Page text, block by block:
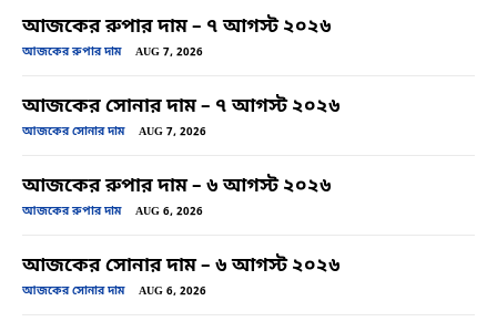
আজকের রুপার দাম – ৭ আগস্ট ২০২৬
আজকের রুপার দাম AUG 7, 2026
আজকের সোনার দাম – ৭ আগস্ট ২০২৬
আজকের সোনার দাম AUG 7, 2026
আজকের রুপার দাম – ৬ আগস্ট ২০২৬
আজকের রুপার দাম AUG 6, 2026
আজকের সোনার দাম – ৬ আগস্ট ২০২৬
আজকের সোনার দাম AUG 6, 2026